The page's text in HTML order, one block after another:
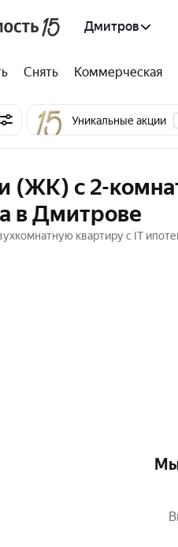
Дмитров
Снять Коммерческая
Уникальные акции
(ЖК) с 2-
в Дмитрове
квартиру с IT
Мы